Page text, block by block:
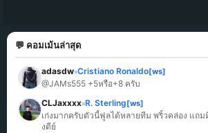
💬 คอมเม้นล่าสุด
adasdw»Cristiano Ronaldo[ws]
@JAMs555 +5หรือ+8 ครับ
CLJaxxxx»R. Sterling[ws]
เก่งมากครับตัวนี้ฟูลได้หลายทีม พริ้วคล่อง แถ
งดีย์